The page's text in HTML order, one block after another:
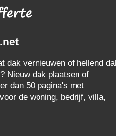
dak vernieuwen of hellend
Nieuw dak plaatsen of
dan 50 pagina's met
de woning, bedrijf, villa,